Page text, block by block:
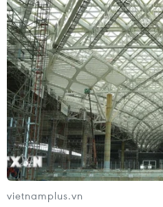
vietnamplus.vn